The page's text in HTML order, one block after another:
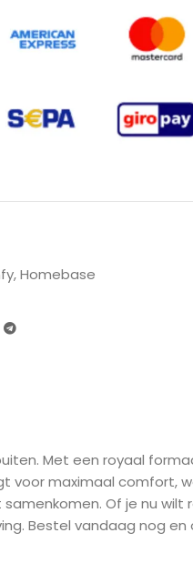
,Homebase
Met een royaal
voor maximaal comfort,
Of je nu wilt
Bestel vandaag nog en